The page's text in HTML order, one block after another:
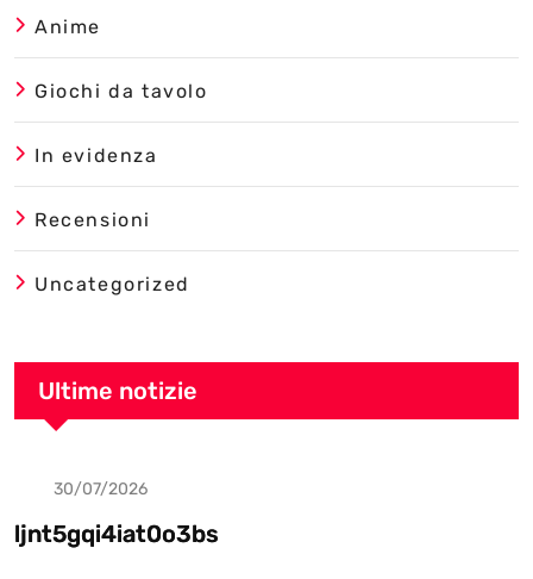
Anime
Giochi da tavolo
In evidenza
Recensioni
Uncategorized
Ultime notizie
Uncategorized
30/07/2026
ljnt5gqi4iat0o3bs